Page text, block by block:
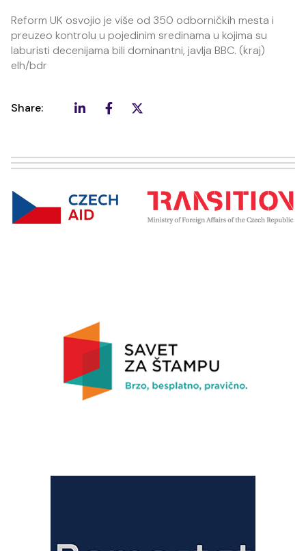
Reform UK osvojio je više od 350 odborničkih mesta i
preuzeo kontrolu u pojedinim sredinama u kojima su
laburisti decenijama bili dominantni, javlja BBC. (kraj)
elh/bdr
Share: